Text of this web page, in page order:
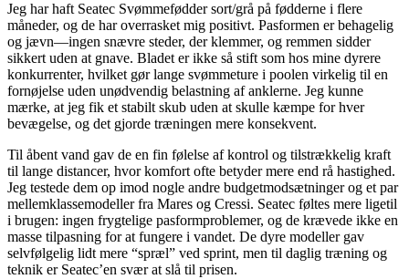
Jeg har haft Seatec Svømmefødder sort/grå på fødderne i flere
måneder, og de har overrasket mig positivt. Pasformen er behagelig
og jævn—ingen snævre steder, der klemmer, og remmen sidder
sikkert uden at gnave. Bladet er ikke så stift som hos mine dyrere
konkurrenter, hvilket gør lange svømmeture i poolen virkelig til en
fornøjelse uden unødvendig belastning af anklerne. Jeg kunne
mærke, at jeg fik et stabilt skub uden at skulle kæmpe for hver
bevægelse, og det gjorde træningen mere konsekvent.
Til åbent vand gav de en fin følelse af kontrol og tilstrækkelig kraft
til lange distancer, hvor komfort ofte betyder mere end rå hastighed.
Jeg testede dem op imod nogle andre budgetmodsætninger og et par
mellemklassemodeller fra Mares og Cressi. Seatec føltes mere ligetil
i brugen: ingen frygtelige pasformproblemer, og de krævede ikke en
masse tilpasning for at fungere i vandet. De dyre modeller gav
selvfølgelig lidt mere “spræl” ved sprint, men til daglig træning og
teknik er Seatec’en svær at slå til prisen.